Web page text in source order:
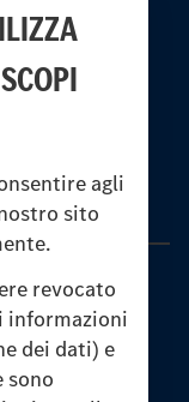
agli
sito
revocato
informazioni
dei dati) e
sono